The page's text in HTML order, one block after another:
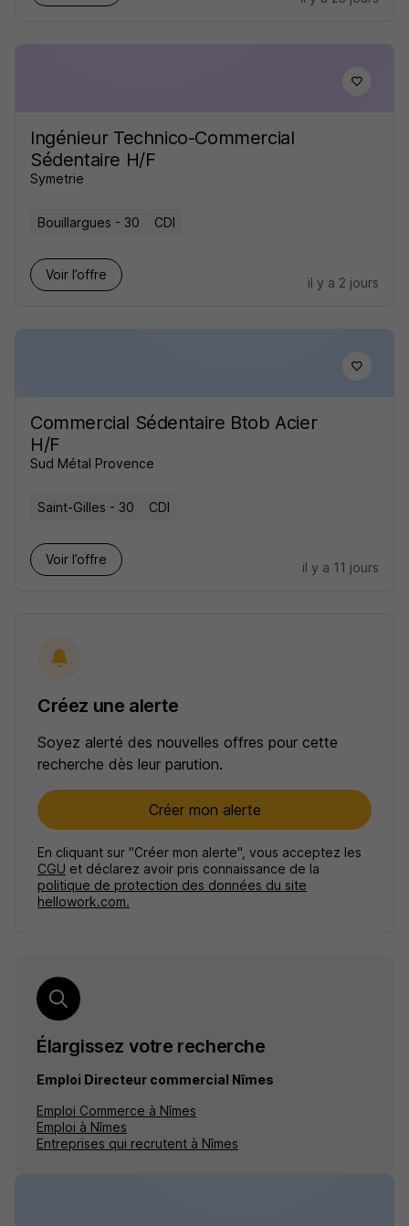
Ingénieur Technico-Commercial
Sédentaire H/F
Symetrie
Bouillargues - 30 CDI
Voir l’offre
il y a 2 jours
Commercial Sédentaire Btob Acier
H/F
Sud Métal Provence
Saint-Gilles - 30 CDI
Voir l’offre
il y a 11 jours
Créez une alerte
Soyez alerté des nouvelles offres pour cette
recherche dès leur parution.
Créer mon alerte
En cliquant sur "Créer mon alerte", vous acceptez les
CGU et déclarez avoir pris connaissance de la
politique de protection des données du site
hellowork.com.
Élargissez votre recherche
Emploi Directeur commercial Nîmes
Emploi Commerce à Nîmes
Emploi à Nîmes
Entreprises qui recrutent à Nîmes